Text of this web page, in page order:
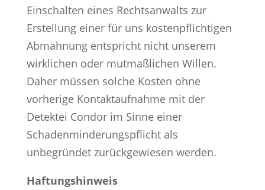
Einschalten eines Rechtsanwalts zur
Erstellung einer für uns kostenpflichtigen
Abmahnung entspricht nicht unserem
wirklichen oder mutmaßlichen Willen.
Daher müssen solche Kosten ohne
vorherige Kontaktaufnahme mit der
Detektei Condor im Sinne einer
Schadenminderungspflicht als
unbegründet zurückgewiesen werden.
Haftungshinweis